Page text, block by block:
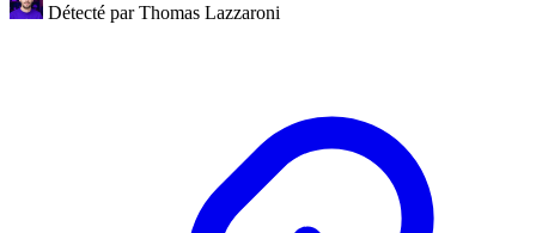
Détecté parThomas Lazzaroni